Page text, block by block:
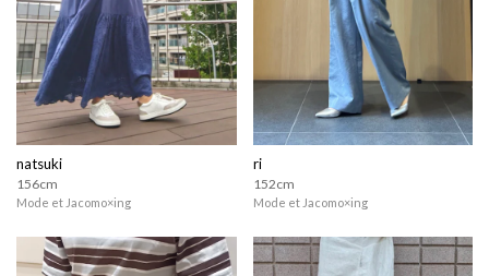
natsuki
156cm
Mode et Jacomo×ing
ri
152cm
Mode et Jacomo×ing